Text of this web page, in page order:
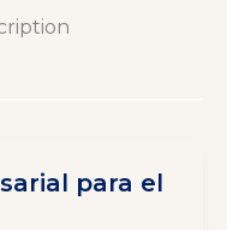
para el